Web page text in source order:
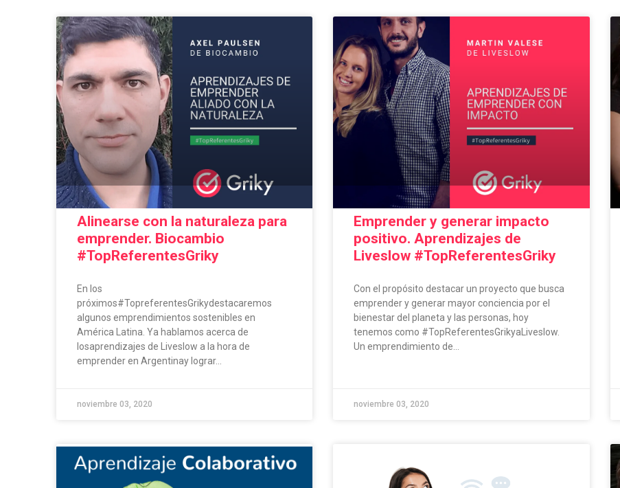
Alinearse con la naturaleza para
emprender. Biocambio
#TopReferentesGriky
En los
próximos#TopreferentesGrikydestacaremos
algunos emprendimientos sostenibles en
América Latina. Ya hablamos acerca de
losaprendizajes de Liveslow a la hora de
emprender en Argentinay lograr...
noviembre 03, 2020
Emprender y generar impacto
positivo. Aprendizajes de
Liveslow #TopReferentesGriky
Con el propósito destacar un proyecto que busca
emprender y generar mayor conciencia por el
bienestar del planeta y las personas, hoy
tenemos como #TopReferentesGrikyaLiveslow.
Un emprendimiento de...
noviembre 03, 2020